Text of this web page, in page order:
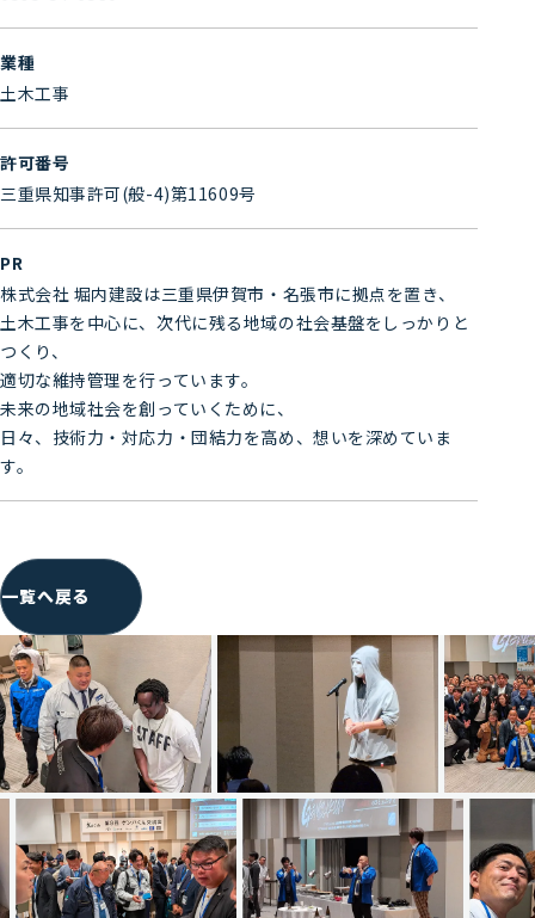
業種
土木工事
許可番号
三重県知事許可(般-4)第11609号
PR
株式会社 堀内建設は三重県伊賀市・名張市に拠点を置き、
土木工事を中心に、次代に残る地域の社会基盤をしっかりと
つくり、
適切な維持管理を行っています。
未来の地域社会を創っていくために、
日々、技術力・対応力・団結力を高め、想いを深めていま
す。
一覧へ戻る